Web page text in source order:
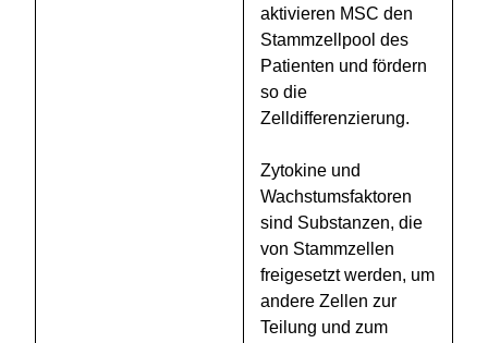
aktivieren MSC den
Stammzellpool des
Patienten und fördern
so die
Zelldifferenzierung.
Zytokine und
Wachstumsfaktoren
sind Substanzen, die
von Stammzellen
freigesetzt werden, um
andere Zellen zur
Teilung und zum